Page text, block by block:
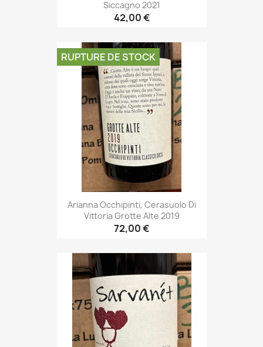
Siccagno 2021
42,00 €
Arianna Occhipinti, Cerasuolo Di
Vittoria Grotte Alte 2019
72,00 €
RUPTURE DE STOCK